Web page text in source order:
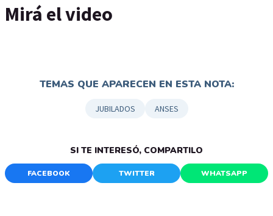
Mirá el video
TEMAS QUE APARECEN EN ESTA NOTA:
JUBILADOS ANSES
SI TE INTERESÓ, COMPARTILO
FACEBOOK TWITTER WHATSAPP